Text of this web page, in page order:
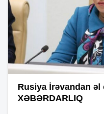
Rusiya İrəvandan əl
XƏBƏRDARLIQ